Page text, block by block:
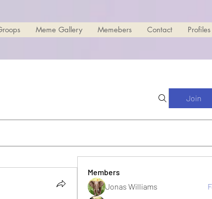
Meme Gallery Memebers Contact Profiles
Join
Members
Jonas Williams